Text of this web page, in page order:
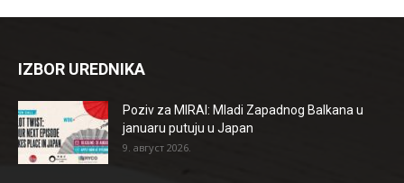
IZBOR UREDNIKA
Poziv za MIRAI: Mladi Zapadnog Balkana u
januaru putuju u Japan
9. август 2026.